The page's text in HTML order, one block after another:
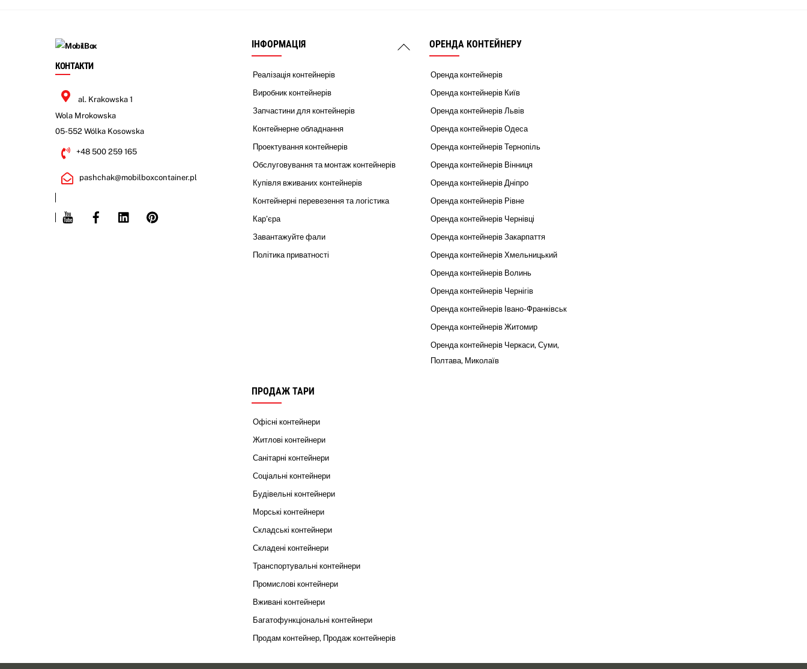
Back
КОНТАКТИ
al. Krakowska 1
Wola Mrokowska
05-552 Wólka Kosowska
+48 500 259 165
pashchak@mobilboxcontainer.pl
Youtube Linkedin
ІНФОРМАЦІЯ
Реалізація контейнерів
Виробник контейнерів
Запчастини для контейнерів
Контейнерне обладнання
Проектування контейнерів
Обслуговування та монтаж контейнерів
Купівля вживаних контейнерів
Контейнерні перевезення та логістика
Кар’єра
Завантажуйте фали
Політика приватності
ОРЕНДА КОНТЕЙНЕРУ
Оренда контейнерів
Оренда контейнерів Київ
Оренда контейнерів Львів
Оренда контейнерів Одеса
Оренда контейнерів Тернопіль
Оренда контейнерів Вінниця
Оренда контейнерів Дніпро
Оренда контейнерів Рівне
Оренда контейнерів Чернівці
Оренда контейнерів Закарпаття
Оренда контейнерів Хмельницький
Оренда контейнерів Волинь
Оренда контейнерів Чернігів
Оренда контейнерів Івано-Франківськ
Оренда контейнерів Житомир
Оренда контейнерів Черкаси, Суми,
Полтава, Миколаїв
ПРОДАЖ ТАРИ
Офісні контейнери
Житлові контейнери
Санітарні контейнери
Соціальні контейнери
Будівельні контейнери
Морські контейнери
Складські контейнери
Складені контейнери
Транспортувальні контейнери
Промислові контейнери
Вживані контейнери
Багатофункціональні контейнери
Продам контейнер, Продаж контейнерів